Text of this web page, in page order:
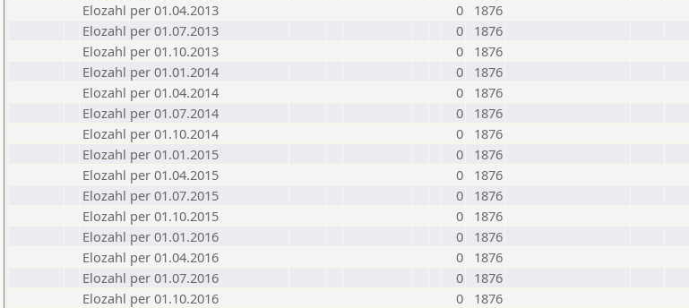
Elozahl per 01.04.2013
0
1876
Elozahl per 01.07.2013
0
1876
Elozahl per 01.10.2013
0
1876
Elozahl per 01.01.2014
0
1876
Elozahl per 01.04.2014
0
1876
Elozahl per 01.07.2014
0
1876
Elozahl per 01.10.2014
0
1876
Elozahl per 01.01.2015
0
1876
Elozahl per 01.04.2015
0
1876
Elozahl per 01.07.2015
0
1876
Elozahl per 01.10.2015
0
1876
Elozahl per 01.01.2016
0
1876
Elozahl per 01.04.2016
0
1876
Elozahl per 01.07.2016
0
1876
Elozahl per 01.10.2016
0
1876